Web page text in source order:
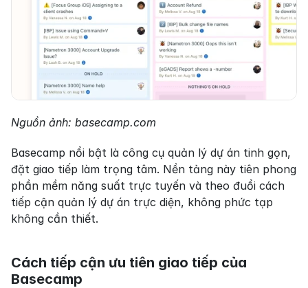
Nguồn ảnh: basecamp.com
Basecamp nổi bật là công cụ quản lý dự án tinh gọn,
đặt giao tiếp làm trọng tâm. Nền tảng này tiên phong
phần mềm năng suất trực tuyến và theo đuổi cách
tiếp cận quản lý dự án trực diện, không phức tạp
không cần thiết.
Cách tiếp cận ưu tiên giao tiếp của
Basecamp